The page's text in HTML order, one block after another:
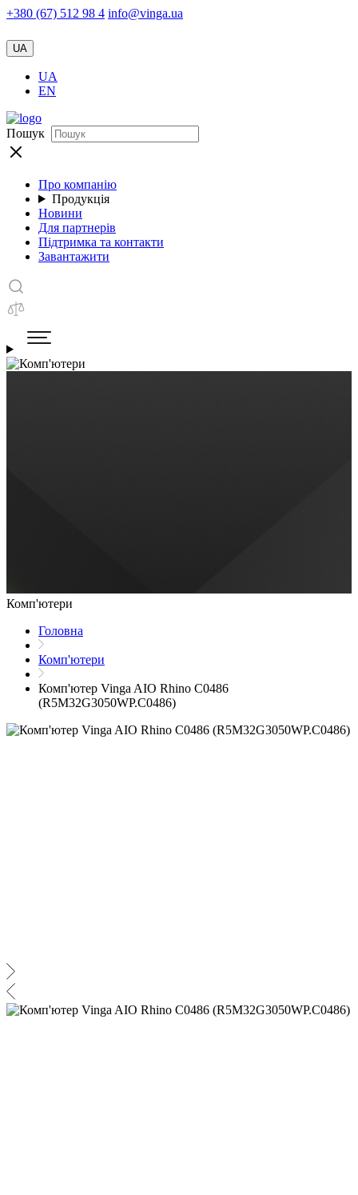
+380 (67) 512 98 4 info@vinga.ua
UA
UA
EN
Пошук
Про компанію
Продукція
Новини
Для партнерів
Підтримка та контакти
Завантажити
Комп'ютери
Головна
Комп'ютери
Комп'ютер Vinga AIO Rhino C0486
(R5M32G3050WP.C0486)